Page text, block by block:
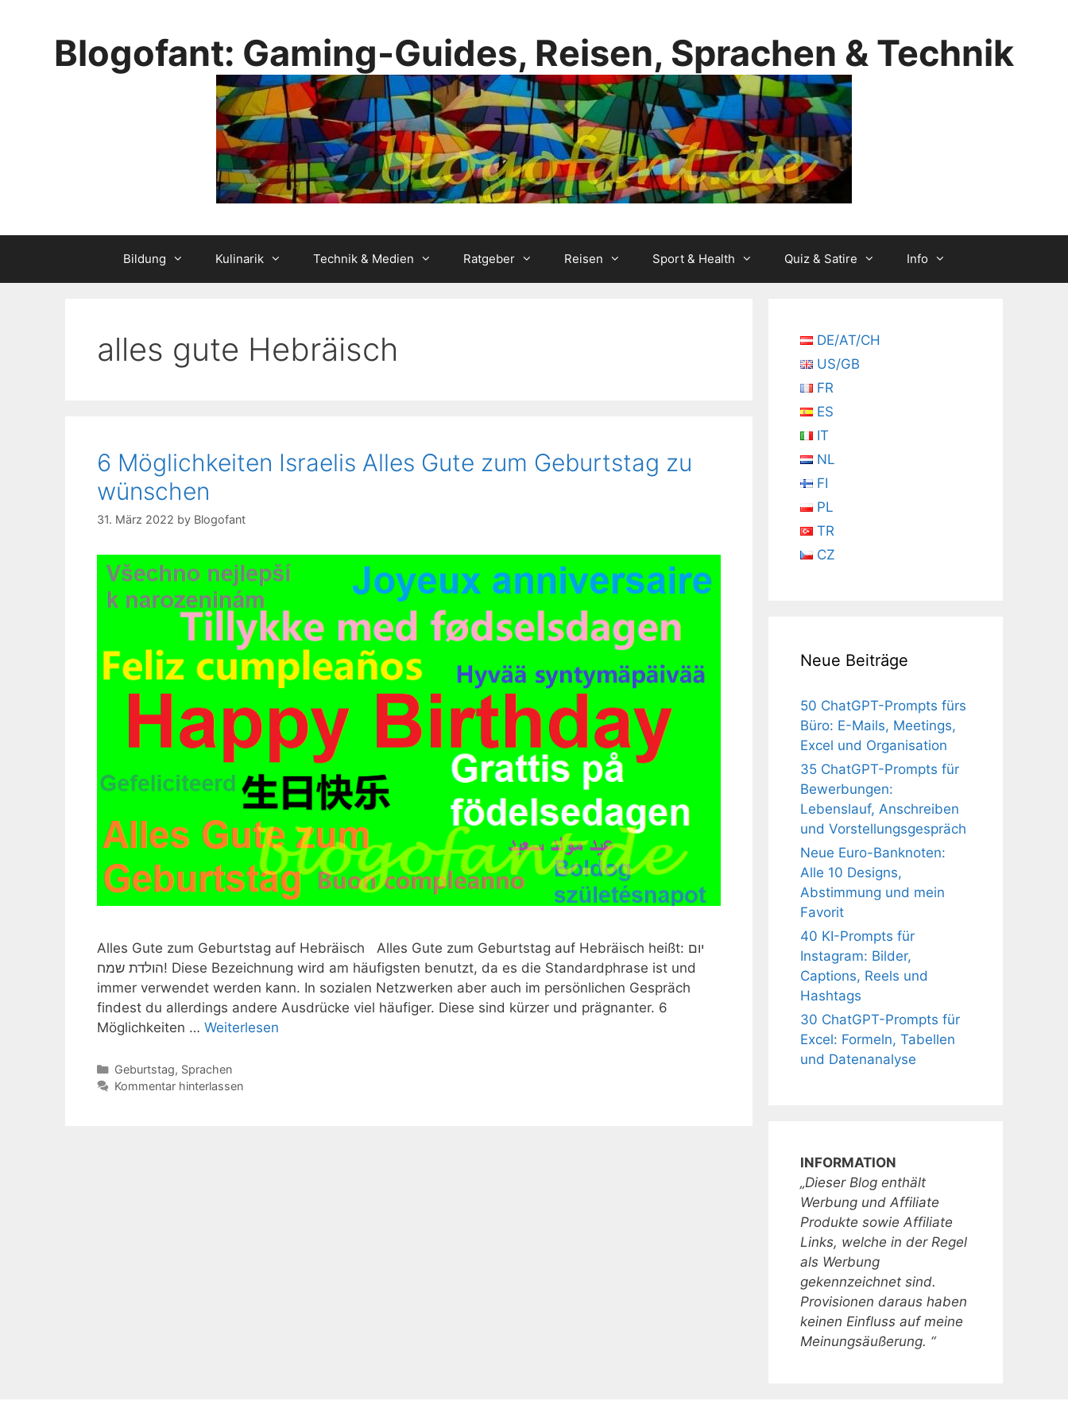
Blogofant: Gaming-Guides, Reisen, Sprachen & Technik
Bildung Kulinarik Technik & Medien Ratgeber Reisen Sport & Health Quiz & Satire Info
alles gute Hebräisch
6 Möglichkeiten Israelis Alles Gute zum Geburtstag zu
wünschen
31. März 2022 by Blogofant
Alles Gute zum Geburtstag auf Hebräisch Alles Gute zum Geburtstag auf Hebräisch heißt: יום
הולדת שמח! Diese Bezeichnung wird am häufigsten benutzt, da es die Standardphrase ist und
immer verwendet werden kann. In sozialen Netzwerken aber auch im persönlichen Gespräch
findest du allerdings andere Ausdrücke viel häufiger. Diese sind kürzer und prägnanter. 6
Möglichkeiten … Weiterlesen
Kategorien
Geburtstag, Sprachen
Kommentar hinterlassen
DE/AT/CH
US/GB
FR
ES
IT
NL
FI
PL
TR
CZ
Neue Beiträge
50 ChatGPT-Prompts fürs
Büro: E-Mails, Meetings,
Excel und Organisation
35 ChatGPT-Prompts für
Bewerbungen:
Lebenslauf, Anschreiben
und Vorstellungsgespräch
Neue Euro-Banknoten:
Alle 10 Designs,
Abstimmung und mein
Favorit
40 KI-Prompts für
Instagram: Bilder,
Captions, Reels und
Hashtags
30 ChatGPT-Prompts für
Excel: Formeln, Tabellen
und Datenanalyse
INFORMATION
„Dieser Blog enthält
Werbung und Affiliate
Produkte sowie Affiliate
Links, welche in der Regel
als Werbung
gekennzeichnet sind.
Provisionen daraus haben
keinen Einfluss auf meine
Meinungsäußerung. “